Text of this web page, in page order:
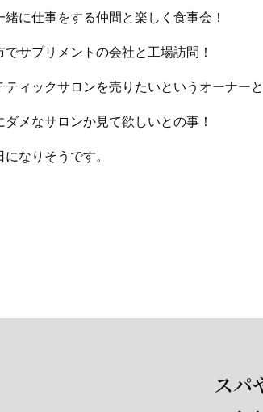
緒に仕事をする仲間と楽しく食事会！
でサプリメントの会社と工場訪問！
ティックサロンを売りたいというオーナー
ダメなサロンか見て欲しいとの事！
なりそうです。
スパ